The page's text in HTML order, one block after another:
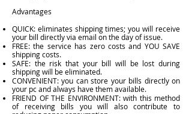
Advantages
QUICK: eliminates shipping times; you will receive
your bill directly via email on the day of issue.
FREE: the service has zero costs and YOU SAVE
shipping costs.
SAFE: the risk that your bill will be lost during
shipping will be eliminated.
CONVENIENT: you can store your bills directly on
your pc and always have them available.
FRIEND OF THE ENVIRONMENT: with this method
of receiving bills you will also contribute to